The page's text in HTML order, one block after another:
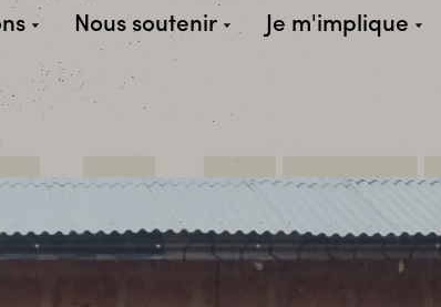
Nous soutenir Je m'implique